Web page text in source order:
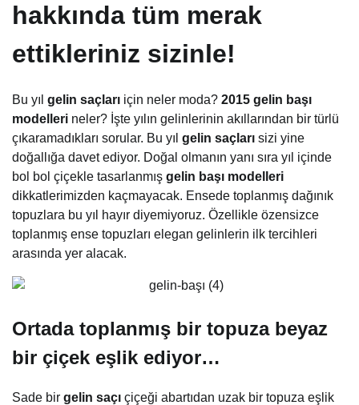
hakkında tüm merak
ettikleriniz sizinle!
Bu yıl gelin saçları için neler moda? 2015 gelin başı
modelleri neler? İşte yılın gelinlerinin akıllarından bir türlü
çıkaramadıkları sorular. Bu yıl gelin saçları sizi yine
doğallığa davet ediyor. Doğal olmanın yanı sıra yıl içinde
bol bol çiçekle tasarlanmış gelin başı modelleri
dikkatlerimizden kaçmayacak. Ensede toplanmış dağınık
topuzlara bu yıl hayır diyemiyoruz. Özellikle özensizce
toplanmış ense topuzları elegan gelinlerin ilk tercihleri
arasında yer alacak.
Ortada toplanmış bir topuza beyaz
bir çiçek eşlik ediyor…
Sade bir gelin saçı çiçeği abartıdan uzak bir topuza eşlik